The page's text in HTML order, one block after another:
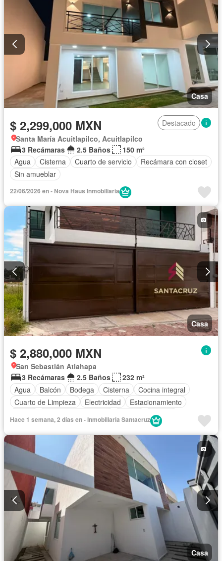
Casa
$ 2,299,000 MXN
Destacado
Santa María Acuitlapilco, Acuitlapilco
3 Recámaras
2.5 Baños
150 m²
Agua
Cisterna Cuarto de servicio
Recámara con closet
Sin amueblar
22/06/2026 en - Nova Haus Inmobiliaria
Casa
$ 2,880,000 MXN
San Sebastián Atlahapa
3 Recámaras
2.5 Baños
232 m²
Agua
Balcón Bodega Cisterna
Cocina integral
Cuarto de Limpieza
Electricidad
Estacionamiento
Terraza
Hace 1 semana, 2 días en - Inmobiliaria Santacruz
Casa